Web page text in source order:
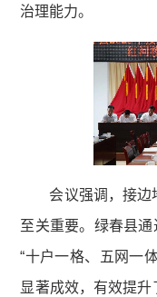
治理能力。
会议强调，接边
至关重要。绿春县通
“十户一格、五网一
显著成效，有效提